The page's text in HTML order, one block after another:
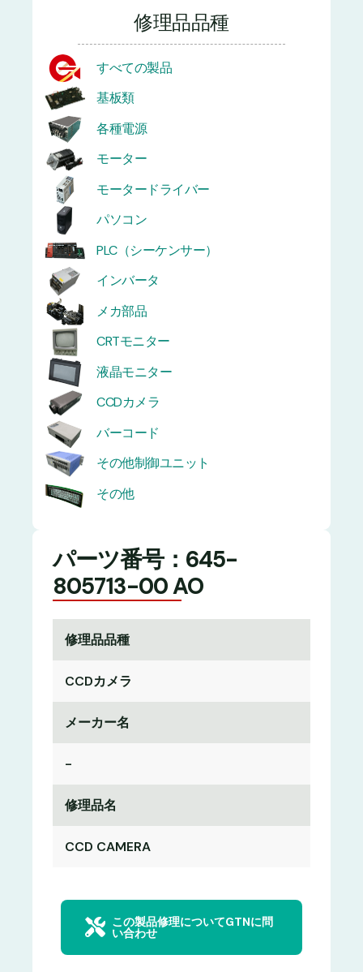
修理品品種
すべての製品
基板類
各種電源
モーター
モータードライバー
パソコン
PLC（シーケンサー）
インバータ
メカ部品
CRTモニター
液晶モニター
CCDカメラ
バーコード
その他制御ユニット
その他
パーツ番号：645-
805713-00 AO
修理品品種
CCDカメラ
メーカー名
-
修理品名
CCD CAMERA
この製品修理についてGTNに問
い合わせ